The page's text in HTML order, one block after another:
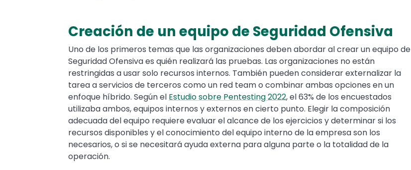
Creación de un equipo de Seguridad Ofensiva
Text
Uno de los primeros temas que las organizaciones deben abordar al crear un equipo de
Seguridad Ofensiva es quién realizará las pruebas. Las organizaciones no están
restringidas a usar solo recursos internos. También pueden considerar externalizar la
tarea a servicios de terceros como un red team o combinar ambas opciones en un
enfoque híbrido. Según el Estudio sobre Pentesting 2022, el 63% de los encuestados
utilizaba ambos, equipos internos y externos en cierto punto. Elegir la composición
adecuada del equipo requiere evaluar el alcance de los ejercicios y determinar si los
recursos disponibles y el conocimiento del equipo interno de la empresa son los
necesarios, o si se necesitará ayuda externa para alguna parte o la totalidad de la
operación.